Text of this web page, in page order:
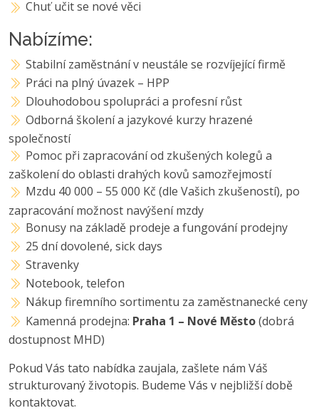
Chuť učit se nové věci
Nabízíme:
Stabilní zaměstnání v neustále se rozvíjející firmě
Práci na plný úvazek – HPP
Dlouhodobou spolupráci a profesní růst
Odborná školení a jazykové kurzy hrazené
společností
Pomoc při zapracování od zkušených kolegů a
zaškolení do oblasti drahých kovů samozřejmostí
Mzdu 40 000 – 55 000 Kč (dle Vašich zkušeností), po
zapracování možnost navýšení mzdy
Bonusy na základě prodeje a fungování prodejny
25 dní dovolené, sick days
Stravenky
Notebook, telefon
Nákup firemního sortimentu za zaměstnanecké ceny
Kamenná prodejna: Praha 1 – Nové Město(dobrá
dostupnost MHD)
Pokud Vás tato nabídka zaujala, zašlete nám Váš
strukturovaný životopis. Budeme Vás v nejbližší době
kontaktovat.